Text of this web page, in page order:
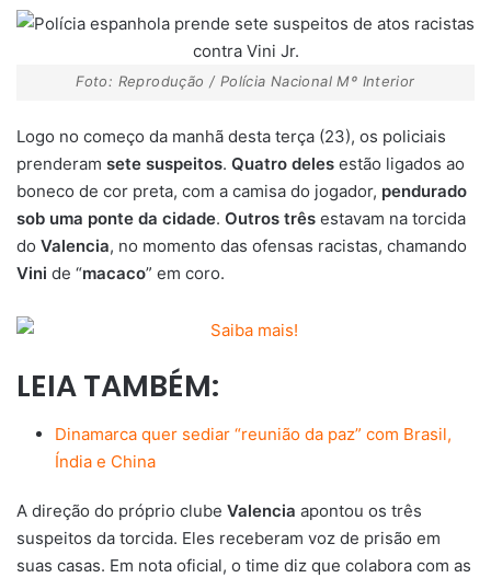
Foto: Reprodução / Polícia Nacional Mº Interior
Logo no começo da manhã desta terça (23), os policiais
prenderam sete suspeitos. Quatro deles estão ligados ao
boneco de cor preta, com a camisa do jogador, pendurado
sob uma ponte da cidade. Outros três estavam na torcida
do Valencia, no momento das ofensas racistas, chamando
Vini de “macaco” em coro.
LEIA TAMBÉM:
Dinamarca quer sediar “reunião da paz” com Brasil,
Índia e China
A direção do próprio clube Valencia apontou os três
suspeitos da torcida. Eles receberam voz de prisão em
suas casas. Em nota oficial, o time diz que colabora com as